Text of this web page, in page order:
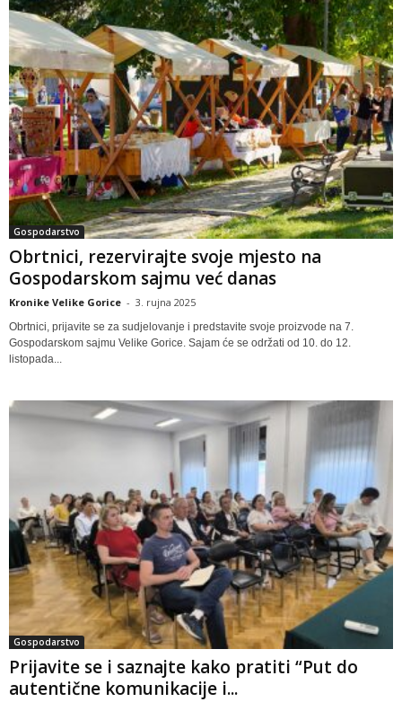
Gospodarstvo
Obrtnici, rezervirajte svoje mjesto na
Gospodarskom sajmu već danas
Kronike Velike Gorice - 3. rujna 2025
Obrtnici, prijavite se za sudjelovanje i predstavite svoje proizvode na 7.
Gospodarskom sajmu Velike Gorice. Sajam će se održati od 10. do 12.
listopada...
Gospodarstvo
Prijavite se i saznajte kako pratiti “Put do
autentične komunikacije i...